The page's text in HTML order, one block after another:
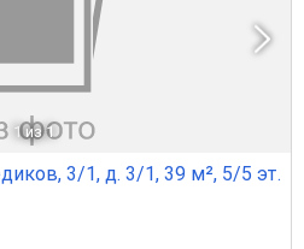
1 из 1
3/1, д. 3/1, 39 м², 5/5 эт.